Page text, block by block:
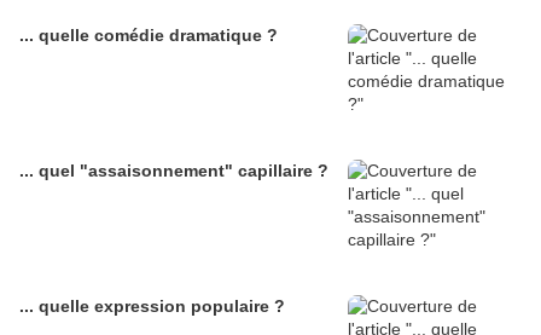
... quelle comédie dramatique ?
... quel "assaisonnement" capillaire ?
... quelle expression populaire ?